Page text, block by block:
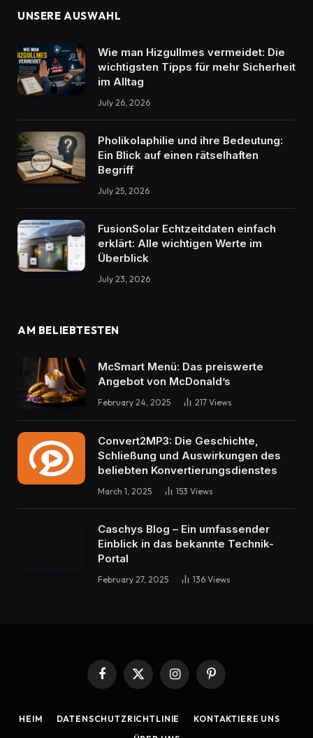
UNSERE AUSWAHL
Wie man Hizgullmes vermeidet: Die
wichtigsten Tipps für mehr Sicherheit
im Alltag
July 26, 2026
Pholikolaphilie und ihre Bedeutung:
Ein Blick auf einen rätselhaften
Begriff
July 25, 2026
FusionSolar Echtzeitdaten einfach
erklärt: Alle wichtigen Werte im
Überblick
July 23, 2026
AM BELIEBTESTEN
McSmart Menü: Das preiswerte
Angebot von McDonald’s
February 24, 2025 217 Views
Convert2MP3: Die Geschichte,
Schließung und Auswirkungen des
beliebten Konvertierungsdienstes
March 1, 2025 153 Views
Caschys Blog – Ein umfassender
Einblick in das bekannte Technik-
Portal
February 27, 2025 136 Views
Facebook
X
InstagramPinterest
HEIM DATENSCHUTZRICHTLINIE
KONTAKTIERE UNS